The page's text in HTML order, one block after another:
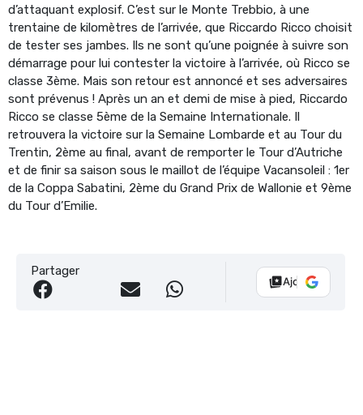
d’attaquant explosif. C’est sur le Monte Trebbio, à une
trentaine de kilomètres de l’arrivée, que Riccardo Ricco choisit
de tester ses jambes. Ils ne sont qu’une poignée à suivre son
démarrage pour lui contester la victoire à l’arrivée, où Ricco se
classe 3ème. Mais son retour est annoncé et ses adversaires
sont prévenus ! Après un an et demi de mise à pied, Riccardo
Ricco se classe 5ème de la Semaine Internationale. Il
retrouvera la victoire sur la Semaine Lombarde et au Tour du
Trentin, 2ème au final, avant de remporter le Tour d’Autriche
et de finir sa saison sous le maillot de l’équipe Vacansoleil : 1er
de la Coppa Sabatini, 2ème du Grand Prix de Wallonie et 9ème
du Tour d’Emilie.
Partager
Ajouter Vélo